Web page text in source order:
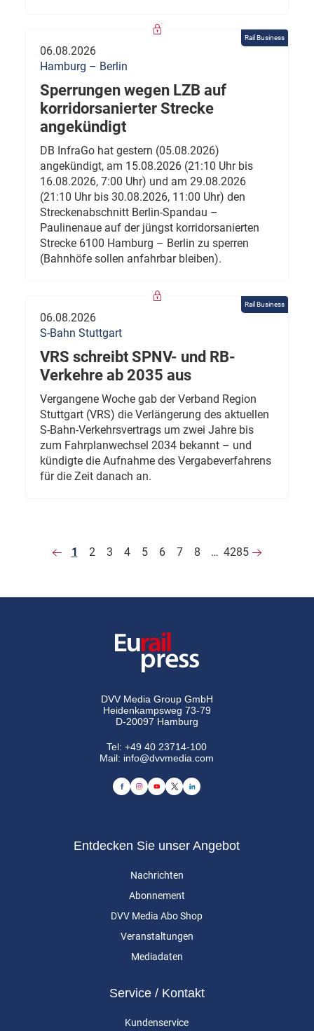
Rail Business
06.08.2026
Hamburg – Berlin
Sperrungen wegen LZB auf
korridorsanierter Strecke
angekündigt
DB InfraGo hat gestern (05.08.2026)
angekündigt, am 15.08.2026 (21:10 Uhr bis
16.08.2026, 7:00 Uhr) und am 29.08.2026
(21:10 Uhr bis 30.08.2026, 11:00 Uhr) den
Streckenabschnitt Berlin-Spandau –
Paulinenaue auf der jüngst korridorsanierten
Strecke 6100 Hamburg – Berlin zu sperren
(Bahnhöfe sollen anfahrbar bleiben).
Rail Business
06.08.2026
S-Bahn Stuttgart
VRS schreibt SPNV- und RB-
Verkehre ab 2035 aus
Vergangene Woche gab der Verband Region
Stuttgart (VRS) die Verlängerung des aktuellen
S-Bahn-Verkehrsvertrags um zwei Jahre bis
zum Fahrplanwechsel 2034 bekannt – und
kündigte die Aufnahme des Vergabeverfahrens
für die Zeit danach an.
1 2 3 4 5 6 7 8 … 4285
DVV Media Group GmbH
Heidenkampsweg 73-79
D-20097 Hamburg
Tel:+49 40 23714-100
Mail: info@dvvmedia.com
Entdecken Sie unser Angebot
Nachrichten
Abonnement
DVV Media Abo Shop
Veranstaltungen
Mediadaten
Service / Kontakt
Kundenservice